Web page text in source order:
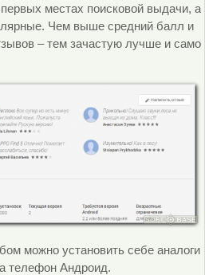
местах поисковой выдачи, а
Чем выше средний балл и
– тем зачастую лучше и само
можно установить себе аналоги
телефон Андроид.